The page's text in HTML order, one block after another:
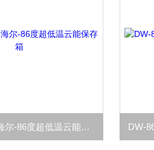
DW-86L728J海尔-86度超低温云能保存箱